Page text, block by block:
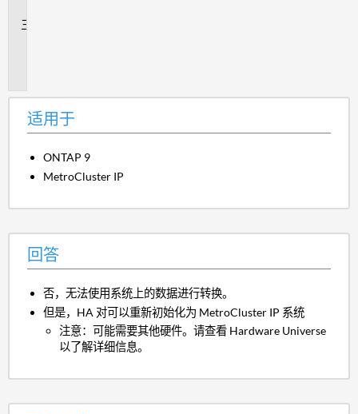
适用于
ONTAP 9
MetroCluster IP
回答
否，无法使用系统上的数据进行转换。
但是，HA 对可以重新初始化为 MetroCluster IP 系统
注意：可能需要其他硬件。请查看 Hardware Universe
以了解详细信息。